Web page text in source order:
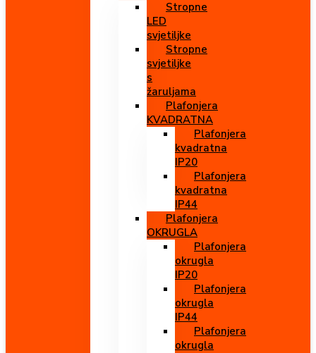
Stropne
LED
svjetiljke
Stropne
svjetiljke
s
žaruljama
Plafonjera
KVADRATNA
Plafonjera
kvadratna
IP20
Plafonjera
kvadratna
IP44
Plafonjera
OKRUGLA
Plafonjera
okrugla
IP20
Plafonjera
okrugla
IP44
Plafonjera
okrugla